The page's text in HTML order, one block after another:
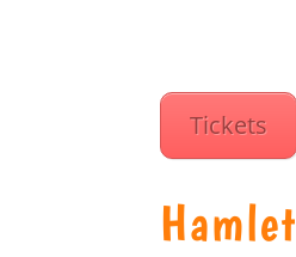
Tickets
Hamlet